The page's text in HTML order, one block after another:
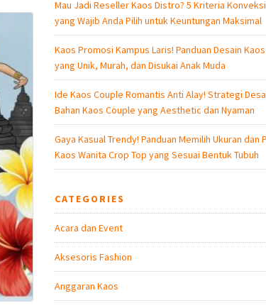
Mau Jadi Reseller Kaos Distro? 5 Kriteria
yang Wajib Anda Pilih untuk Keuntungan Maksimal
Kaos Promosi Kampus Laris! Panduan Desain
yang Unik, Murah, dan Disukai Anak Muda
Ide Kaos Couple Romantis Anti Alay! Strategi
Bahan Kaos Couple yang Aesthetic dan Nyaman
Gaya Kasual Trendy! Panduan Memilih Ukuran dan
Kaos Wanita Crop Top yang Sesuai Bentuk Tubuh
CATEGORIES
Acara dan Event
Aksesoris Fashion
Anggaran Kaos